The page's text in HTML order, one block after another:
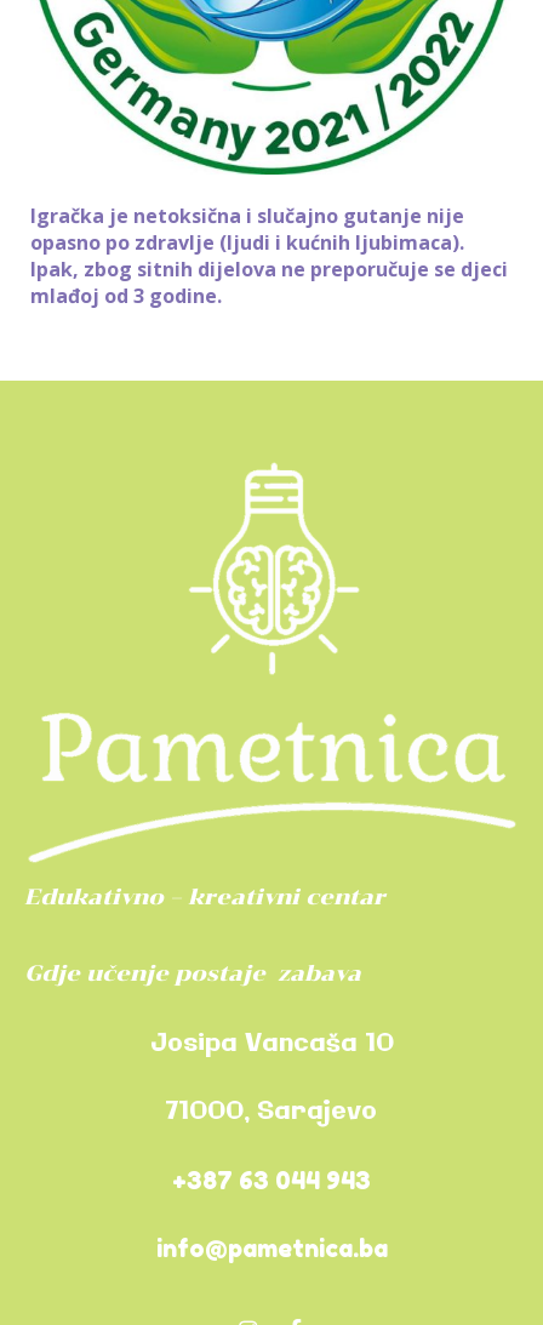
Igračka je netoksična i slučajno gutanje nije
opasno po zdravlje (ljudi i kućnih ljubimaca).
Ipak, zbog sitnih dijelova ne preporučuje se djeci
mlađoj od 3 godine.
Edukativno – kreativni centar
Gdje učenje postaje zabava
Josipa Vancaša 10
71000, Sarajevo
+387 63 044 943
info@pametnica.ba